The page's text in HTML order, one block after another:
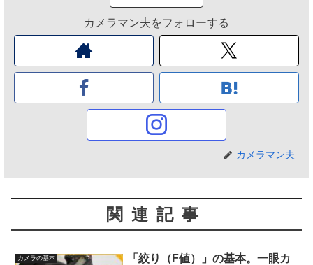
カメラマン夫をフォローする
カメラマン夫
関連記事
カメラの基本
「絞り（F値）」の基本。一眼カ